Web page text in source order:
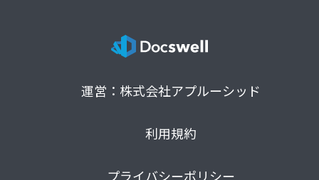
運営：株式会社アプルーシッド
利用規約
プライバシーポリシー